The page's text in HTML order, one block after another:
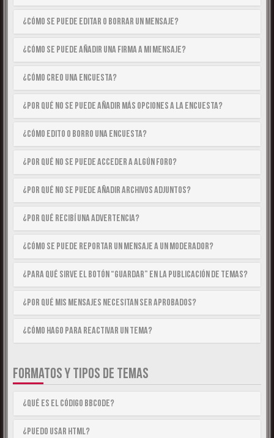
¿Cómo se puede editar o borrar un mensaje?
¿Cómo se puede añadir una firma a mi mensaje?
¿Cómo creo una encuesta?
¿Por qué no se puede añadir más opciones a la encuesta?
¿Cómo edito o borro una encuesta?
¿Por qué no se puede acceder a algún foro?
¿Por qué no se puede añadir archivos adjuntos?
¿Por qué recibí una advertencia?
¿Cómo se puede reportar un mensaje a un moderador?
¿Para qué sirve el botón “Guardar” en la publicación de temas?
¿Por qué mis mensajes necesitan ser aprobados?
¿Cómo hago para reactivar un tema?
FORMATOS Y TIPOS DE TEMAS
¿Qué es el código BBCode?
¿Puedo usar HTML?